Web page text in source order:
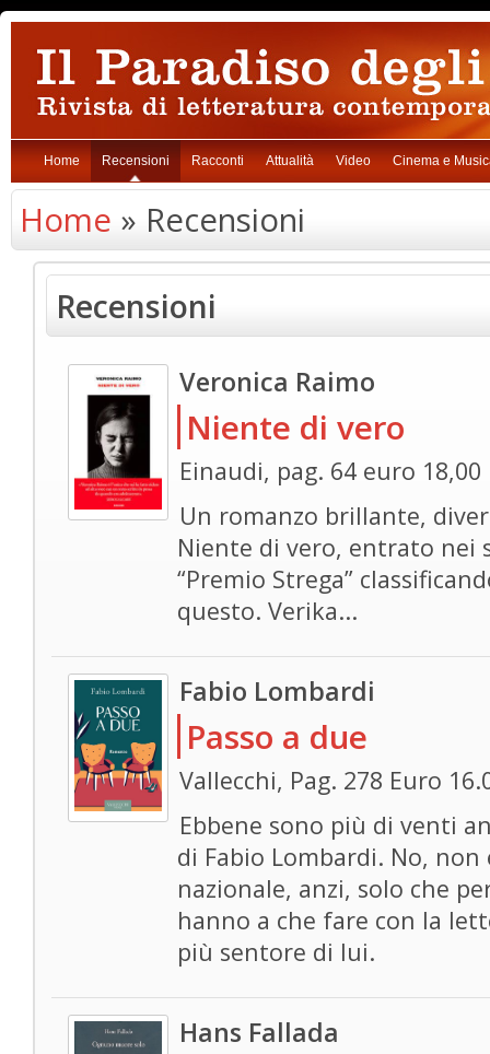
Home Recensioni Racconti Attualità Video Cinema e
Home » Recensioni
Recensioni
Veronica Raimo
Niente di vero
Einaudi, pag. 64 euro 18,00
Un romanzo brillante,
Niente di vero, entrato nei
“Premio Strega”
questo. Verika...
Fabio Lombardi
Passo a due
Vallecchi, Pag. 278 Euro
Ebbene sono più di venti
di Fabio Lombardi. No,
nazionale, anzi, solo che
hanno a che fare con la
più sentore di lui.
Hans Fallada